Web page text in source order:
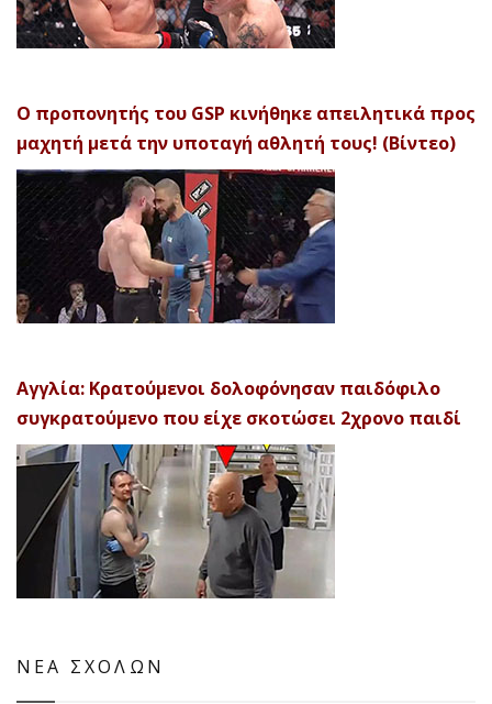
Ο προπονητής του GSP κινήθηκε απειλητικά προς
μαχητή μετά την υποταγή αθλητή τους! (Βίντεο)
Αγγλία: Κρατούμενοι δολοφόνησαν παιδόφιλο
συγκρατούμενο που είχε σκοτώσει 2χρονο παιδί
ΝΕΑ ΣΧΟΛΩΝ